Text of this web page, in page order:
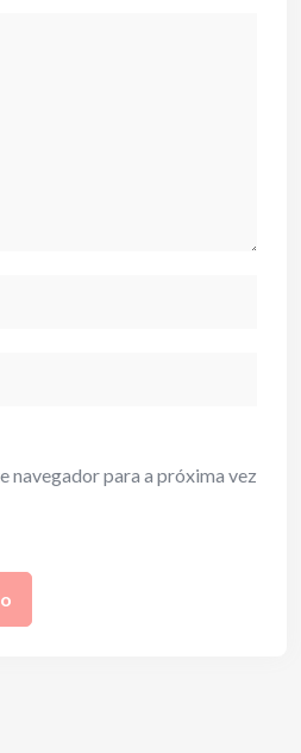
navegador para a próxima vez